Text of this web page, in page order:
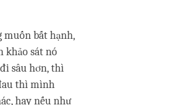
muốn bất hạnh,
khảo sát nó
sâu hơn, thì
thì mình
hay nếu như